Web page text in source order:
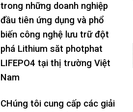
trong những doanh nghiệp
đầu tiên ứng dụng và phổ
biến công nghệ lưu trữ đột
phá Lithium săt photphat
LIFEPO4 tại thị trường Việt
Nam
CHúng tôi cung cấp các giải